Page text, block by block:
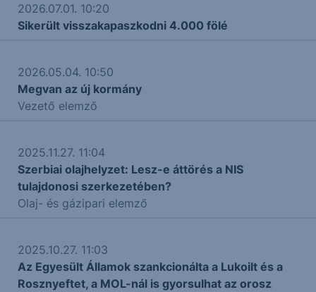
2026.07.01. 10:20
Sikerült visszakapaszkodni 4.000 fölé
2026.05.04. 10:50
Megvan az új kormány
Vezető elemző
2025.11.27. 11:04
Szerbiai olajhelyzet: Lesz-e áttörés a NIS
tulajdonosi szerkezetében?
Olaj- és gázipari elemző
2025.10.27. 11:03
Az Egyesült Államok szankcionálta a Lukoilt és a
Rosznyeftet, a MOL-nál is gyorsulhat az orosz